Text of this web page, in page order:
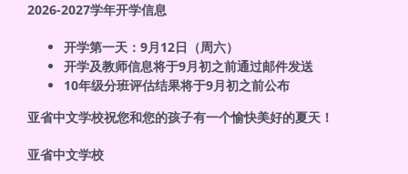
2026-2027学年开学信息
开学第一天：9月12日（周六）
开学及教师信息将于9月初之前通过邮件发送
10年级分班评估结果将于9月初之前公布
亚省中文学校祝您和您的孩子有一个愉快美好的夏天！
亚省中文学校